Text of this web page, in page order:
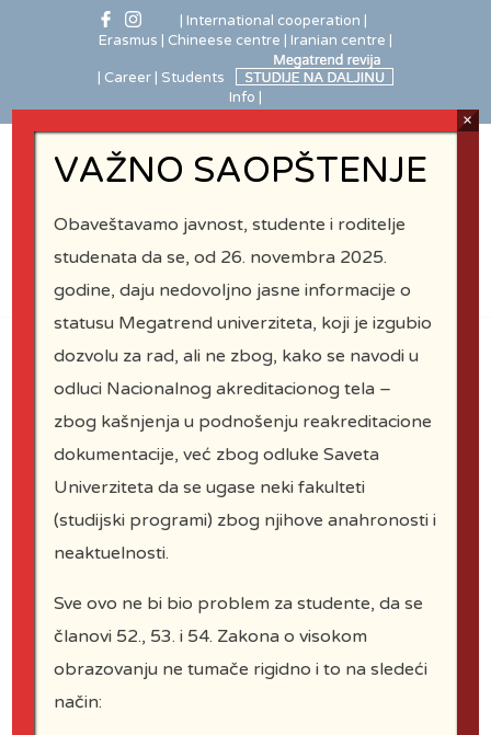
| International cooperation
Erasmus
| Chineese centre | Iranian centre |
| Career |
Students
Info |
MEGATREND
UNIVERSITY
VAŽNO SAOPŠTENJE
Obaveštavamo javnost, studente i roditelje
studenata da se, od 26. novembra 2025.
godine, daju nedovoljno jasne informacije o
statusu Megatrend univerziteta, koji je izgubio
dozvolu za rad, ali ne zbog, kako se navodi u
odluci Nacionalnog akreditacionog tela –
zbog kašnjenja u podnošenju reakreditacione
dokumentacije, već zbog odluke Saveta
Univerziteta da se ugase neki fakulteti
(studijski programi) zbog njihove anahronosti i
neaktuelnosti.
Sve ovo ne bi bio problem za studente, da se
članovi 52., 53. i 54. Zakona o visokom
obrazovanju ne tumače rigidno i to na sledeći
način:
×